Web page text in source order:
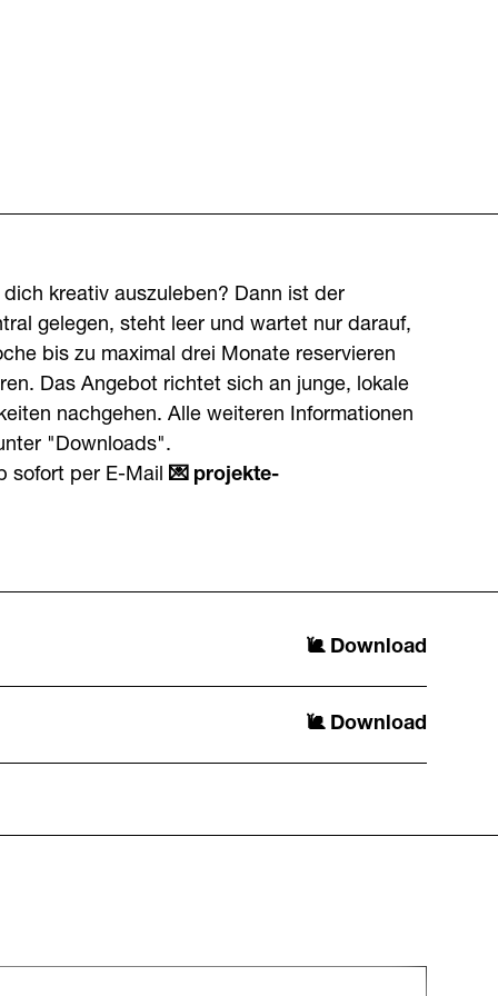
kreativ auszuleben? Dann ist der
gelegen, steht leer und wartet nur darauf,
bis zu maximal drei Monate reservieren
Das Angebot richtet sich an junge, lokale
nachgehen. Alle weiteren Informationen
"Downloads".
sofort per E-Mail
projekte-
Download
Download